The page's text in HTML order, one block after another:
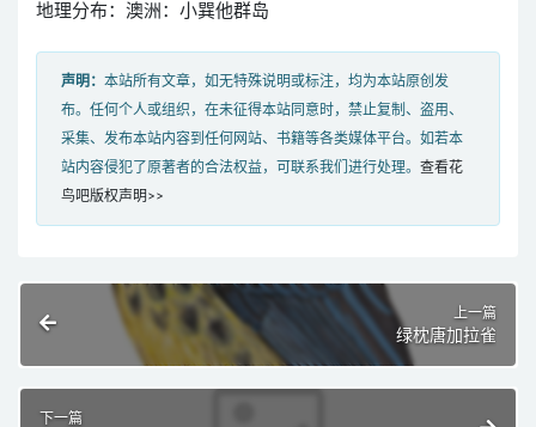
地理分布：澳洲：小巽他群岛
声明： 本站所有文章，如无特殊说明或标注，均为本站原创发
布。任何个人或组织，在未征得本站同意时，禁止复制、盗用、
采集、发布本站内容到任何网站、书籍等各类媒体平台。如若本
站内容侵犯了原著者的合法权益，可联系我们进行处理。 查看花
鸟吧版权声明>>
上一篇
绿枕唐加拉雀
下一篇